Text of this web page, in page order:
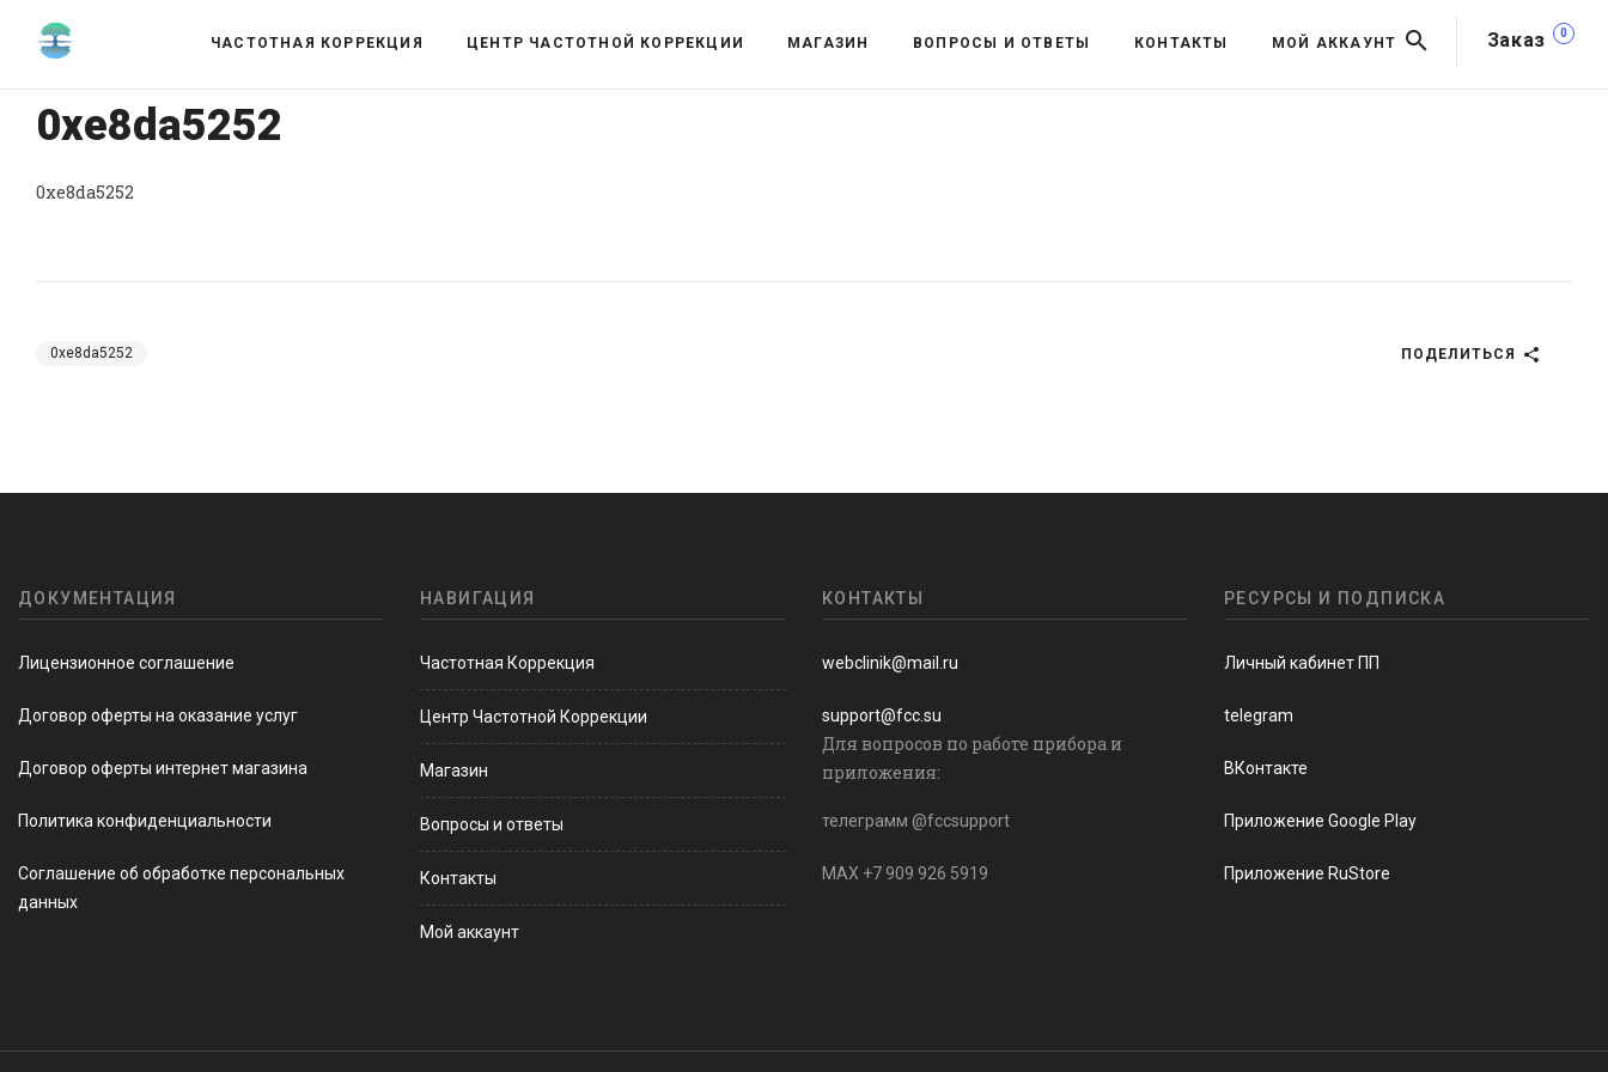
Заказ 0
ЧАСТОТНАЯ КОРРЕКЦИЯ ЦЕНТР ЧАСТОТНОЙ КОРРЕКЦИИ МАГАЗИН ВОПРОСЫ И ОТВЕТЫ КОНТАКТЫ МОЙ АККАУНТ
0xe8da5252
0xe8da5252
0xe8da5252 ПОДЕЛИТЬСЯ
ДОКУМЕНТАЦИЯ
Лицензионное соглашение
Договор оферты на оказание услуг
Договор оферты интернет магазина
Политика конфиденциальности
Соглашение об обработке персональных
данных
НАВИГАЦИЯ
Частотная Коррекция
Центр Частотной Коррекции
Магазин
Вопросы и ответы
Контакты
Мой аккаунт
КОНТАКТЫ
webclinik@mail.ru
support@fcc.su
Для вопросов по работе прибора и
приложения:
телеграмм @fccsupport
MAX +7 909 926 5919
РЕСУРСЫ И ПОДПИСКА
Личный кабинет ПП
telegram
ВКонтакте
Приложение Google Play
Приложение RuStore